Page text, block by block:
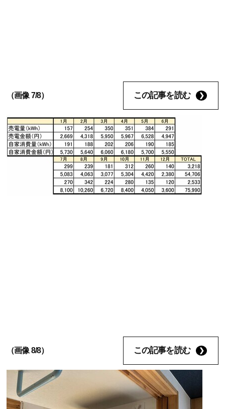
（画像 7/8） この記事を読む
（画像 8/8） この記事を読む